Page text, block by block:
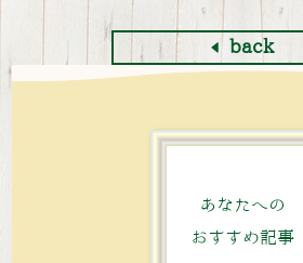
back
あなたへの
おすすめ記事